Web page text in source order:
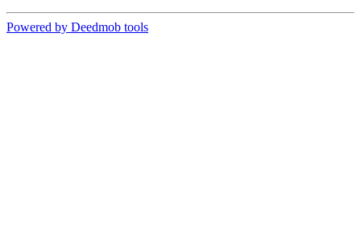
Powered by Deedmob tools